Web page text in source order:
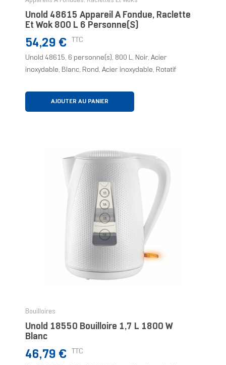
Unold 48615 Appareil À Fondue, Raclette
Et Wok 800 L 6 Personne(s)
Prix
54,29 € TTC
Unold 48615, 6 personne(s), 800 L, Noir, Acier
inoxydable, Blanc, Rond, Acier inoxydable, Rotatif
AJOUTER AU PANIER
Bouilloires
Unold 18550 Bouilloire 1,7 L 1800 W
Blanc
Prix
46,79 € TTC